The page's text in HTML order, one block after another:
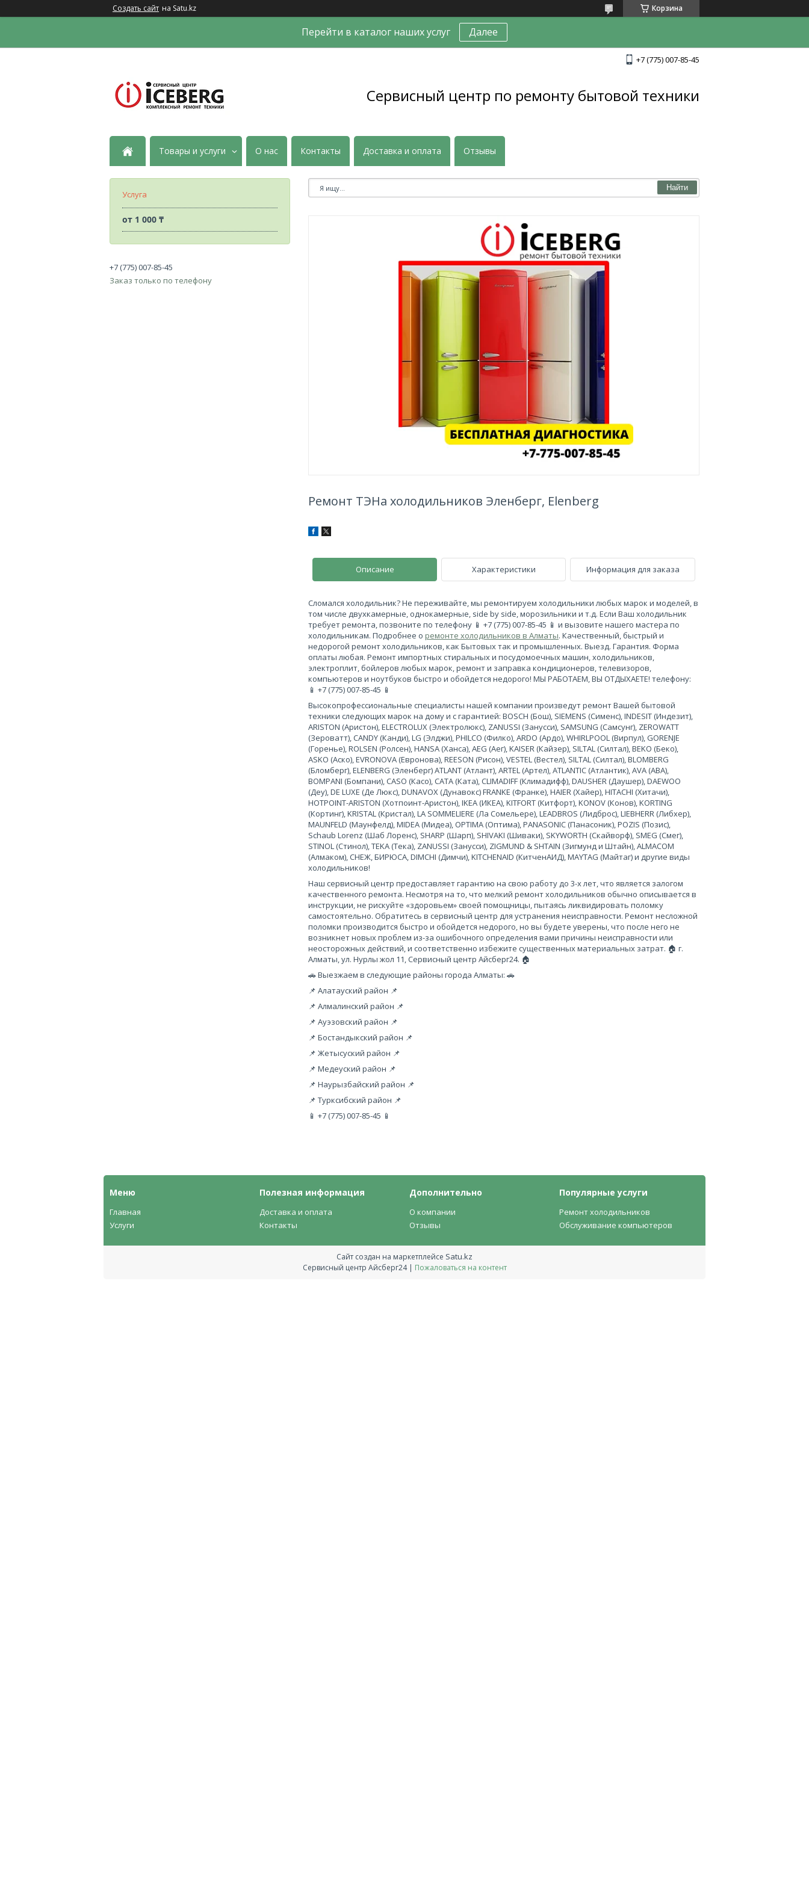
Создать сайт на Satu.kz Корзина
Перейти в каталог наших услуг Далее
+7 (775) 007-85-45
Сервисный центр по ремонту бытовой техники
Товары и услуги О нас Контакты Доставка и оплата Отзывы
Найти
Ремонт ТЭНа холодильников Эленберг, Elenberg
Описание Характеристики Информация для заказа
Сломался холодильник? Не переживайте, мы ремонтируем холодильники любых марок и моделей, в
том числе двухкамерные, однокамерные, side by side, морозильники и т.д. Если Ваш холодильник
требует ремонта, позвоните по телефону 📱 +7 (775) 007-85-45 📱 и вызовите нашего мастера по
холодильникам. Подробнее о ремонте холодильников в Алматы. Качественный, быстрый и
недорогой ремонт холодильников, как Бытовых так и промышленных. Выезд. Гарантия. Форма
оплаты любая. Ремонт импортных стиральных и посудомоечных машин, холодильников,
электроплит, бойлеров любых марок, ремонт и заправка кондиционеров, телевизоров,
компьютеров и ноутбуков быстро и обойдется недорого! МЫ РАБОТАЕМ, ВЫ ОТДЫХАЕТЕ! телефону:
📱 +7 (775) 007-85-45 📱
Высокопрофессиональные специалисты нашей компании произведут ремонт Вашей бытовой
техники следующих марок на дому и с гарантией: BOSCH (Бош), SIEMENS (Сименс), INDESIT (Индезит),
ARISTON (Аристон), ELECTROLUX (Электролюкс), ZANUSSI (Занусси), SAMSUNG (Самсунг), ZEROWATT
(Зероватт), CANDY (Канди), LG (Элджи), PHILCO (Филко), ARDO (Ардо), WHIRLPOOL (Вирпул), GORENJE
(Горенье), ROLSEN (Ролсен), HANSA (Ханса), AEG (Аег), KAISER (Кайзер), SILTAL (Силтал), BEKO (Беко),
ASKO (Аско), EVRONOVA (Евронова), REESON (Рисон), VESTEL (Вестел), SILTAL (Силтал), BLOMBERG
(Бломберг), ELENBERG (Эленберг) ATLANT (Атлант), ARTEL (Артел), ATLANTIC (Атлантик), AVA (АВА),
BOMPANI (Бомпани), CASO (Касо), CATA (Ката), CLIMADIFF (Климадифф), DAUSHER (Даушер), DAEWOO
(Деу), DE LUXE (Де Люкс), DUNAVOX (Дунавокс) FRANKE (Франке), HAIER (Хайер), HITACHI (Хитачи),
HOTPOINT-ARISTON (Хотпоинт-Аристон), IKEA (ИКЕА), KITFORT (Китфорт), KONOV (Конов), KORTING
(Кортинг), KRISTAL (Кристал), LA SOMMELIERE (Ла Сомельере), LEADBROS (Лидброс), LIEBHERR (Либхер),
MAUNFELD (Маунфелд), MIDEA (Мидеа), OPTIMA (Оптима), PANASONIC (Панасоник), POZIS (Позис),
Schaub Lorenz (Шаб Лоренс), SHARP (Шарп), SHIVAKI (Шиваки), SKYWORTH (Скайворф), SMEG (Смег),
STINOL (Стинол), TEKA (Тека), ZANUSSI (Занусси), ZIGMUND & SHTAIN (Зигмунд и Штайн), ALMACOM
(Алмаком), СНЕЖ, БИРЮСА, DIMCHI (Димчи), KITCHENAID (КитченАИД), MAYTAG (Майтаг) и другие виды
холодильников!
Наш сервисный центр предоставляет гарантию на свою работу до 3-х лет, что является залогом
качественного ремонта. Несмотря на то, что мелкий ремонт холодильников обычно описывается в
инструкции, не рискуйте «здоровьем» своей помощницы, пытаясь ликвидировать поломку
самостоятельно. Обратитесь в сервисный центр для устранения неисправности. Ремонт несложной
поломки производится быстро и обойдется недорого, но вы будете уверены, что после него не
возникнет новых проблем из-за ошибочного определения вами причины неисправности или
неосторожных действий, и соответственно избежите существенных материальных затрат. 🏠 г.
Алматы, ул. Нурлы жол 11, Сервисный центр Айсберг24. 🏠
🚗 Выезжаем в следующие районы города Алматы: 🚗
📌 Алатауский район 📌
📌 Алмалинский район 📌
📌 Ауэзовский район 📌
📌 Бостандыкский район 📌
📌 Жетысуский район 📌
📌 Медеуский район 📌
📌 Наурызбайский район 📌
📌 Турксибский район 📌
📱 +7 (775) 007-85-45 📱
Услуга
от 1 000 ₸
+7 (775) 007-85-45
Заказ только по телефону
Меню
Главная
Услуги
Полезная информация
Доставка и оплата
Контакты
Дополнительно
О компании
Отзывы
Популярные услуги
Ремонт холодильников
Обслуживание компьютеров
Сайт создан на маркетплейсе Satu.kz
Сервисный центр Айсберг24 | Пожаловаться на контент